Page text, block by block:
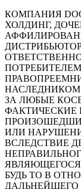
КОМПАНИЯ
ХОЛДИНГ,
ЗА ЛЮБЫЕ
ФАКТИЧЕСКИЕ
ИЛИ
ВСЛЕДСТВИЕ
БУДЬ ТО В
ДАЛЬНЕЙШЕГО